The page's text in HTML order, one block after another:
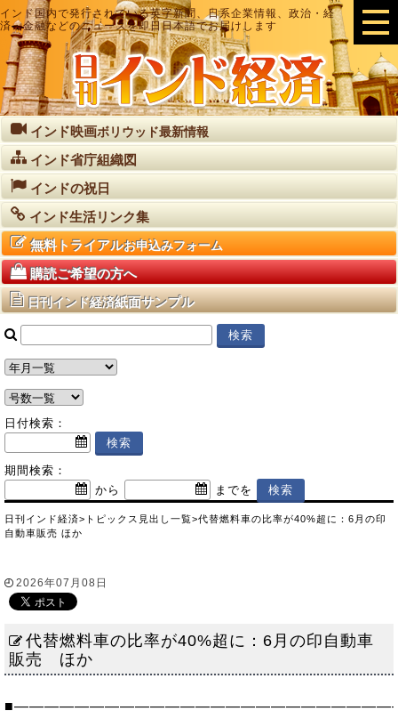
インド国内で発行されている英字新聞、日系企業情報、政治・経
済・金融などのニュースを即日日本語でお届けします
インド映画ボリウッド最新情報
インド省庁組織図
インドの祝日
インド生活リンク集
無料トライアルお申込みフォーム
購読ご希望の方へ
日刊インド経済紙面サンプル
日付検索：
期間検索：
から
までを
日刊インド経済> トピックス 見出し一覧>代替燃料車の比率が40%超に：6月の印
自動車販売 ほか
2026年07月08日
代替燃料車の比率が40%超に：6月の印自動車
販売 ほか